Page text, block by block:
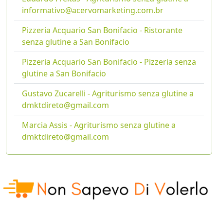
informativo@acervomarketing.com.br
Pizzeria Acquario San Bonifacio - Ristorante
senza glutine a San Bonifacio
Pizzeria Acquario San Bonifacio - Pizzeria senza
glutine a San Bonifacio
Gustavo Zucarelli - Agriturismo senza glutine a
dmktdireto@gmail.com
Marcia Assis - Agriturismo senza glutine a
dmktdireto@gmail.com